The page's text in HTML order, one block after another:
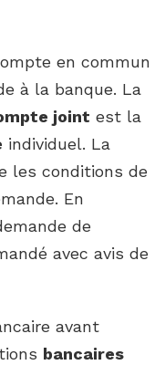
en commun
à la banque. La
joint est la
individuel. La
les conditions de
En
de
avec avis de
avant
bancaires